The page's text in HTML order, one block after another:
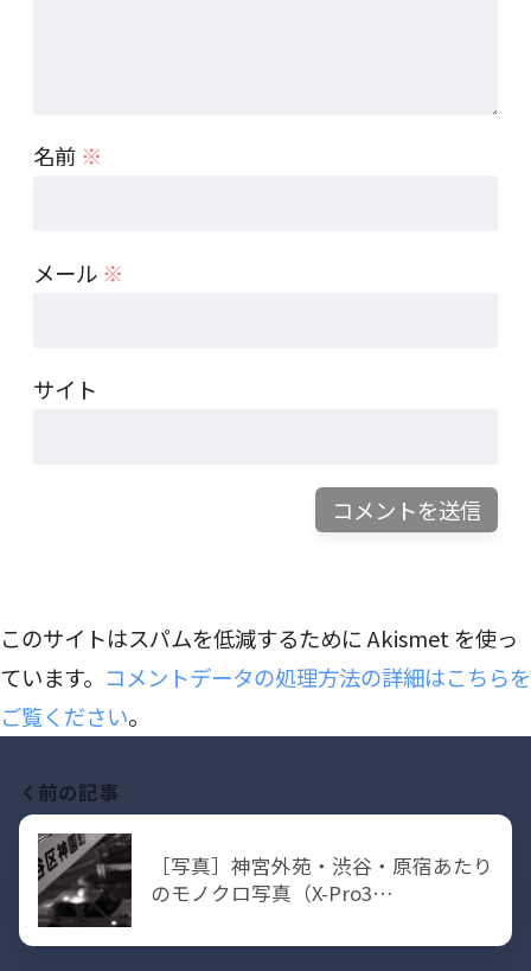
名前 ※
メール ※
サイト
このサイトはスパムを低減するために Akismet を使っ
ています。 コメントデータの処理方法の詳細はこちらを
ご覧ください。
前の記事
［写真］神宮外苑・渋谷・原宿あたり
のモノクロ写真（X-Pro3…